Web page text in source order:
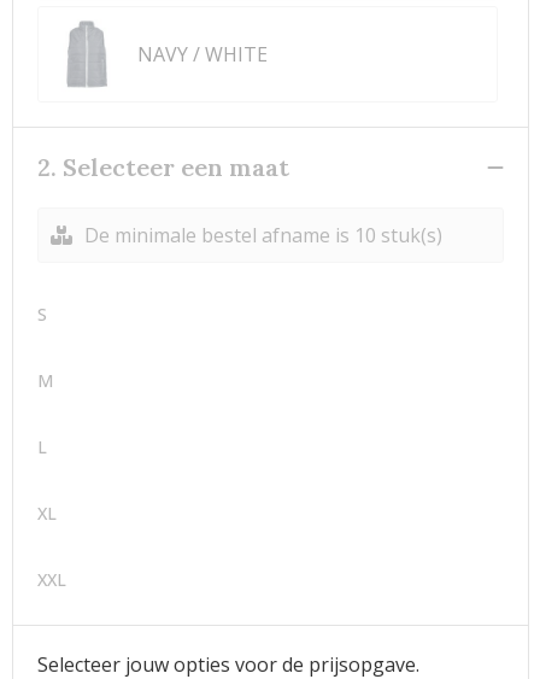
NAVY / WHITE
2. Selecteer een maat
De minimale bestel afname is 10 stuk(s)
S
M
L
XL
XXL
Selecteer jouw opties voor de prijsopgave.